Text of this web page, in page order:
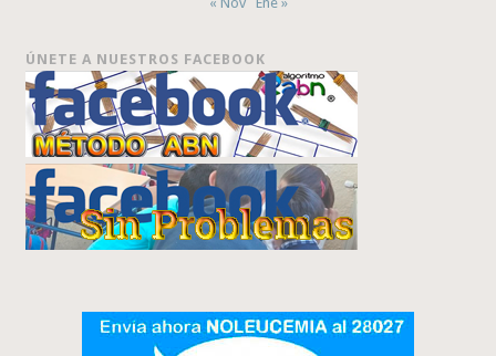
ÚNETE A NUESTROS FACEBOOK